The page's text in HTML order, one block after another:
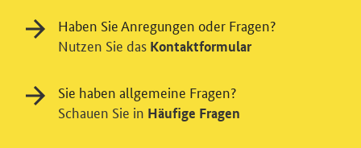
Haben Sie Anregungen oder Fragen?
Nutzen Sie das Kontaktformular
Sie haben allgemeine Fragen?
Schauen Sie in Häufige Fragen